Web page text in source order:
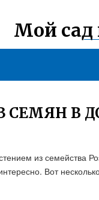
Мой сад
СЕМЯН В
из семейства
Вот